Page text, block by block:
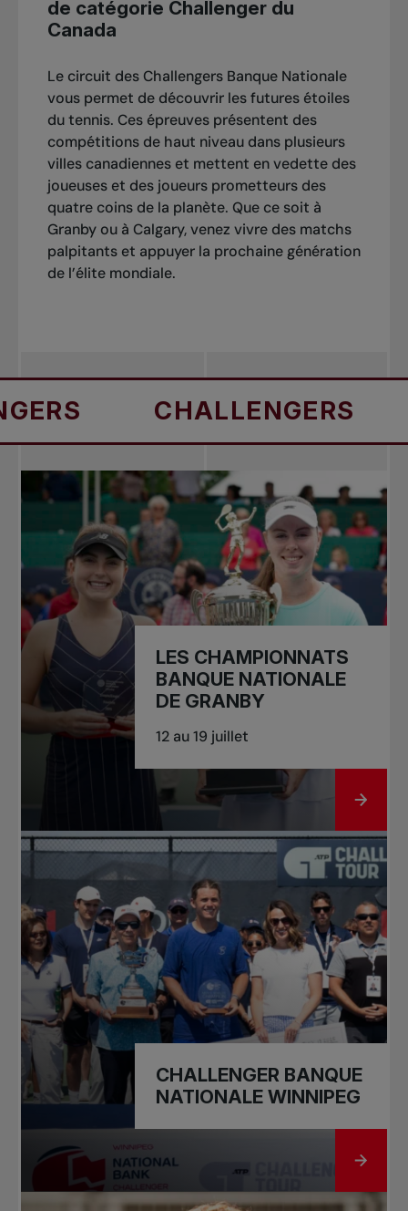
de catégorie Challenger du
Canada
Le circuit des Challengers Banque Nationale
vous permet de découvrir les futures étoiles
du tennis. Ces épreuves présentent des
compétitions de haut niveau dans plusieurs
villes canadiennes et mettent en vedette des
joueuses et des joueurs prometteurs des
quatre coins de la planète. Que ce soit à
Granby ou à Calgary, venez vivre des matchs
palpitants et appuyer la prochaine génération
de l’élite mondiale.
CHALLENGERS
LES CHAMPIONNATS
BANQUE NATIONALE
DE GRANBY
12 au 19 juillet
ALLER
CHALLENGER BANQUE
NATIONALE WINNIPEG
ALLER